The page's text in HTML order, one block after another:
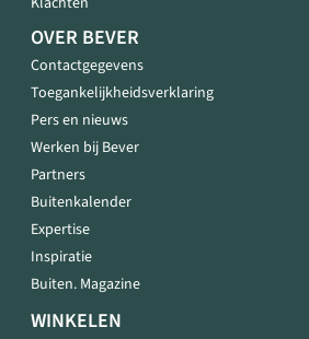
OVER BEVER
Contactgegevens
Toegankelijkheidsverklaring
Pers en nieuws
Werken bij Bever
Partners
Buitenkalender
Expertise
Inspiratie
Buiten. Magazine
WINKELEN